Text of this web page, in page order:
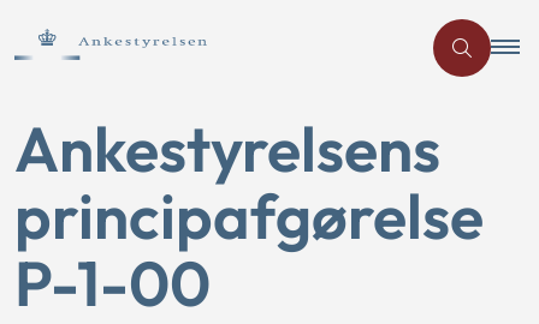
Ankestyrelsens
principafgørelse
P-1-00